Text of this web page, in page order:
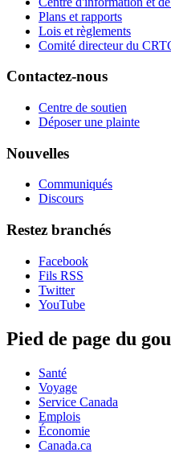
Plans et rapports
Lois et règlements
Comité directeur du
Contactez-nous
Centre de soutien
Déposer une plainte
Nouvelles
Communiqués
Discours
Restez branchés
Facebook
Fils RSS
Twitter
YouTube
Pied de page du
Santé
Voyage
Service Canada
Emplois
Économie
Canada.ca